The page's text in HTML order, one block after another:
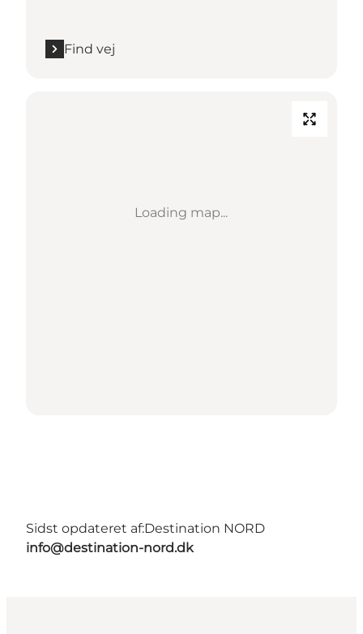
Find vej
Loading map...
Sidst opdateret af:Destination NORD
info@destination-nord.dk